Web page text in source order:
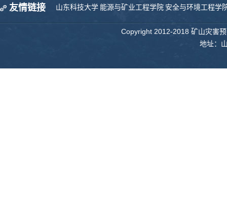
友情链接 山东科技大学 能源与矿业工程学院 安全与环境工程学
Copyright 2012-2018 矿山灾害
地址：